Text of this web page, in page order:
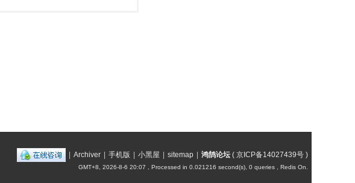
| Archiver | 手机版 | 小黑屋 | sitemap | 鸿鹄论坛 ( 京ICP备14027439号 )
GMT+8, 2026-8-6 20:07 , Processed in 0.021216 second(s), 0 queries , Redis On.